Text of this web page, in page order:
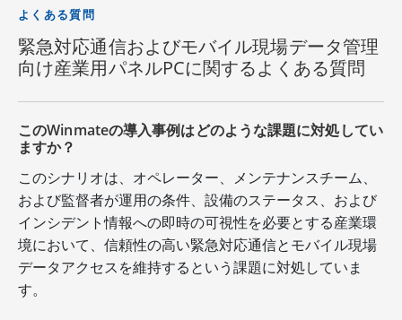
よくある質問
緊急対応通信およびモバイル現場データ管理
向け産業用パネルPCに関するよくある質問
このWinmateの導入事例はどのような課題に対処してい
ますか？
このシナリオは、オペレーター、メンテナンスチーム、
および監督者が運用の条件、設備のステータス、および
インシデント情報への即時の可視性を必要とする産業環
境において、信頼性の高い緊急対応通信とモバイル現場
データアクセスを維持するという課題に対処していま
す。